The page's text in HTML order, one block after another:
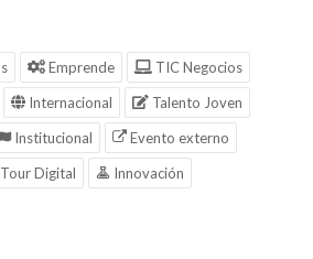
Emprende
TIC Negocios
Internacional
Talento Joven
Institucional
Evento externo
Digital
Innovación